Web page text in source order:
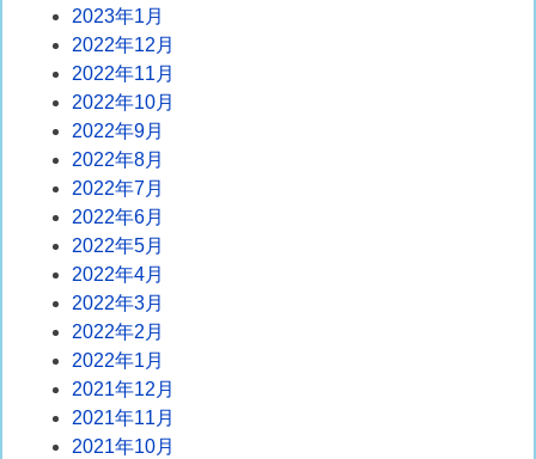
2023年1月
2022年12月
2022年11月
2022年10月
2022年9月
2022年8月
2022年7月
2022年6月
2022年5月
2022年4月
2022年3月
2022年2月
2022年1月
2021年12月
2021年11月
2021年10月